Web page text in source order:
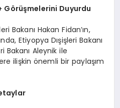
Görüşmelerini Duyurdu
Bakanı Hakan Fidan’ın,
Etiyopya Dışişleri Bakanı
Bakanı Aleynik ile
ilişkin önemli bir paylaşım